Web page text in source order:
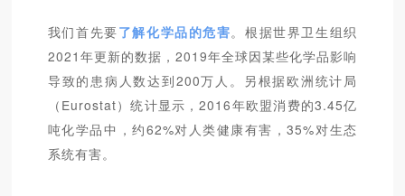
我们首先要了解化学品的危害。根据世界卫生组织
2021年更新的数据，2019年全球因某些化学品影响
导致的患病人数达到200万人。另根据欧洲统计局
（Eurostat）统计显示，2016年欧盟消费的3.45亿
吨化学品中，约62%对人类健康有害，35%对生态
系统有害。